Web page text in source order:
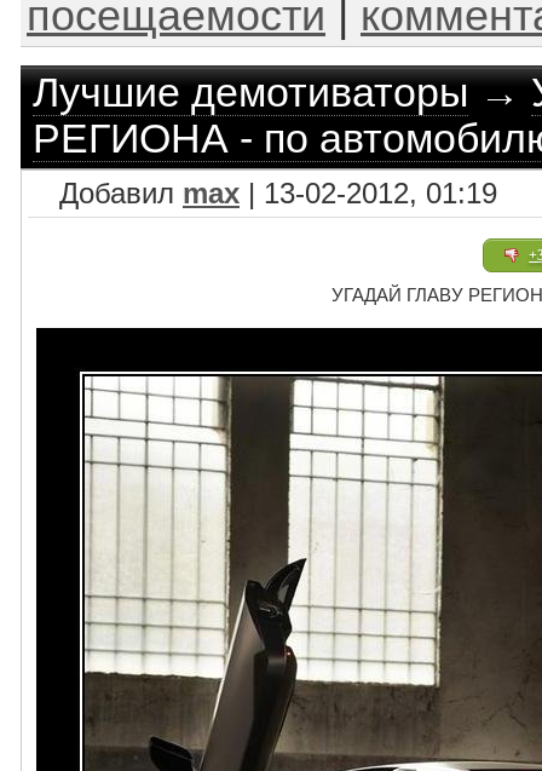
посещаемости
Лучшие демотиваторы→
РЕГИОНА - по
Добавил max | 13-02-2012, 01:19
УГАДАЙ ГЛАВУ